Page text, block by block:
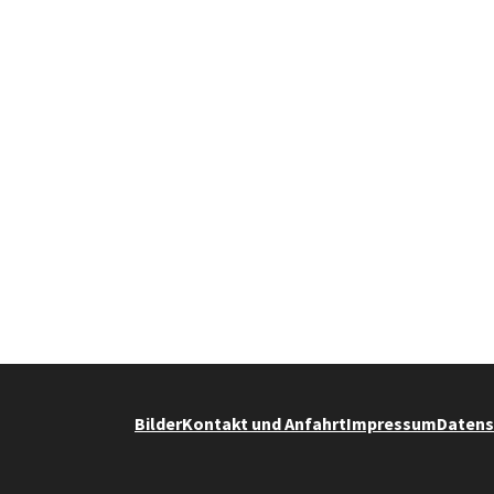
BilderKontakt und AnfahrtImpressum